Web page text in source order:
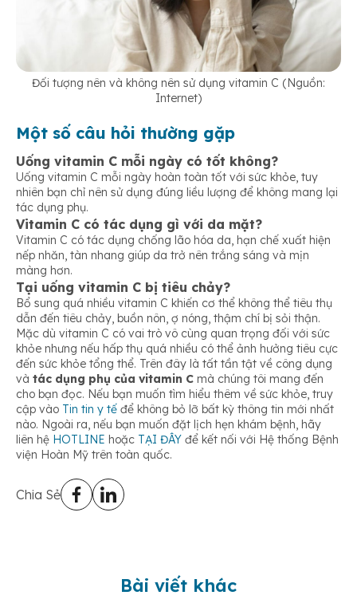
Đối tượng nên và không nên sử dụng vitamin C (Nguồn:
Internet)
Một số câu hỏi thường gặp
Uống vitamin C mỗi ngày có tốt không?
Uống vitamin C mỗi ngày hoàn toàn tốt với sức khỏe, tuy
nhiên bạn chỉ nên sử dụng đúng liều lượng để không mang lại
tác dụng phụ.
Vitamin C có tác dụng gì với da mặt?
Vitamin C có tác dụng chống lão hóa da, hạn chế xuất hiện
nếp nhăn, tàn nhang giúp da trở nên trắng sáng và mịn
màng hơn.
Tại uống vitamin C bị tiêu chảy?
Bổ sung quá nhiều vitamin C khiến cơ thể không thể tiêu thụ
dẫn đến tiêu chảy, buồn nôn, ợ nóng, thậm chí bị sỏi thận.
Mặc dù vitamin C có vai trò vô cùng quan trọng đối với sức
khỏe nhưng nếu hấp thụ quá nhiều có thể ảnh hưởng tiêu cực
đến sức khỏe tổng thể. Trên đây là tất tần tật về công dụng
và tác dụng phụ của vitamin C mà chúng tôi mang đến
cho bạn đọc. Nếu bạn muốn tìm hiểu thêm về sức khỏe, truy
cập vào Tin tin y tế để không bỏ lỡ bất kỳ thông tin mới nhất
nào. Ngoài ra, nếu bạn muốn đặt lịch hẹn khám bệnh, hãy
liên hệ HOTLINE hoặc TẠI ĐÂY để kết nối với Hệ thống Bệnh
viện Hoàn Mỹ trên toàn quốc.
Chia Sẻ
Bài viết khác